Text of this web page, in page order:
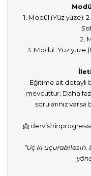
1. Modül (Yüz yüze):
2.
3. Modül: Yüz yüze
Eğitime ait
mevcuttur. Daha
sorularınız
📩
“Uç ki uçurabilesin.